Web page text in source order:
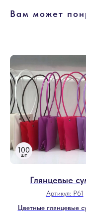
Вам может
Глянцевые
Артикул: P61
Цветные глянцевые